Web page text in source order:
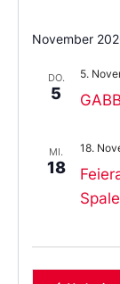
November
DO.
5
5.
MI.
18
18.